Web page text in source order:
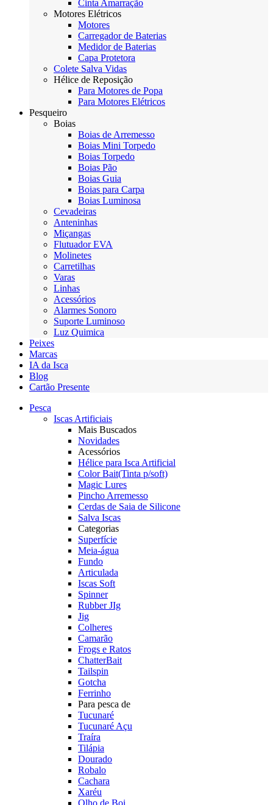
Cinta Amarração
Motores Elétricos
Motores
Carregador de Baterias
Medidor de Baterias
Capa Protetora
Colete Salva Vidas
Hélice de Reposição
Para Motores de Popa
Para Motores Elétricos
Pesqueiro
Boias
Boias de Arremesso
Boias Mini Torpedo
Boias Torpedo
Boias Pão
Boias Guia
Boias para Carpa
Boias Luminosa
Cevadeiras
Anteninhas
Miçangas
Flutuador EVA
Molinetes
Carretilhas
Varas
Linhas
Acessórios
Alarmes Sonoro
Suporte Luminoso
Luz Quimica
Peixes
Marcas
IA da Isca
Blog
Cartão Presente
Pesca
Iscas Artificiais
Mais Buscados
Novidades
Acessórios
Hélice para Isca Artificial
Color Bait(Tinta p/soft)
Magic Lures
Pincho Arremesso
Cerdas de Saia de Silicone
Salva Iscas
Categorias
Superfície
Meia-água
Fundo
Articulada
Iscas Soft
Spinner
Rubber JIg
Jig
Colheres
Camarão
Frogs e Ratos
ChatterBait
Tailspin
Gotcha
Ferrinho
Para pesca de
Tucunaré
Tucunaré Açu
Traíra
Tilápia
Dourado
Robalo
Cachara
Xaréu
Olho de Boi